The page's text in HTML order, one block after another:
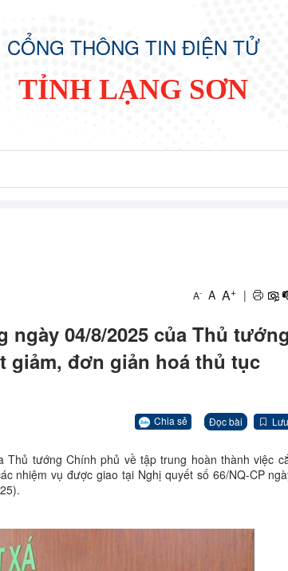
CỔNG THÔNG TIN ĐIỆN TỬ
TỈNH LẠNG SƠN
A- A A+ |
ngày 04/8/2025 của Thủ tướng
giảm, đơn giản hoá thủ tục
Chia sẻ Đọc bài Lưu
Thủ tướng Chính phủ về tập trung hoàn thành việc
nhiệm vụ được giao tại Nghị quyết số 66/NQ-CP